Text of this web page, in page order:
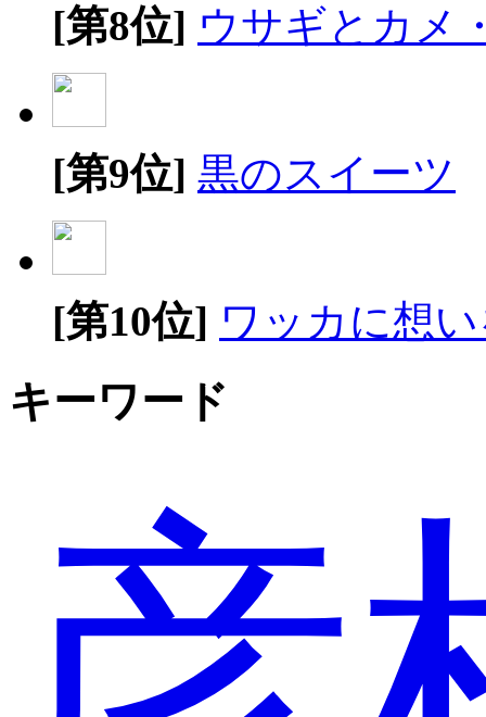
[第8位] ウサギとカメ
[第9位] 黒のスイーツ
[第10位] ワッカに想
キーワード